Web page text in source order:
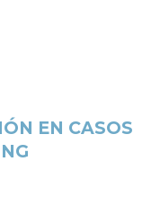
EN CASOS